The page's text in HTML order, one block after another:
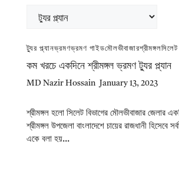
Categories
ট্যুর প্ল্যানভ্রমণভ্রমণ গাইডমৌলভীবাজারশ্রীমঙ্গলসিলেট
কম খরচে একদিনে শ্রীমঙ্গল ভ্রমণ ট্যুর প্ল্যান
MD Nazir Hossain January 13, 2023
শ্রীমঙ্গল হলো সিলেট বিভাগের মৌলভীবাজার জেলার
শ্রীমঙ্গল উপজেলা বাংলাদেশে চায়ের রাজধানী হিসেবে
একে বলা হয়...